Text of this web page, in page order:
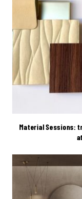
Material Sessions: